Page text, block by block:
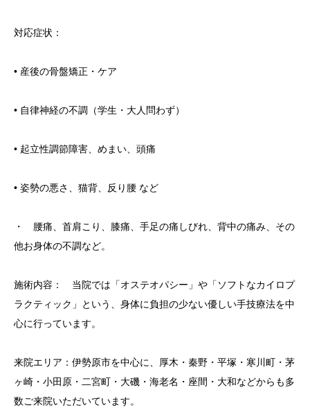
対応症状：
• 産後の骨盤矯正・ケア
• 自律神経の不調（学生・大人問わず）
• 起立性調節障害、めまい、頭痛
• 姿勢の悪さ、猫背、反り腰 など
・ 腰痛、首肩こり、膝痛、手足の痛しびれ、背中の痛み、その
他お身体の不調など。
施術内容： 当院では「オステオパシー」や「ソフトなカイロプ
ラクティック」という、身体に負担の少ない優しい手技療法を中
心に行っています。
来院エリア：伊勢原市を中心に、厚木・秦野・平塚・寒川町・茅
ヶ崎・小田原・二宮町・大磯・海老名・座間・大和などからも多
数ご来院いただいています。